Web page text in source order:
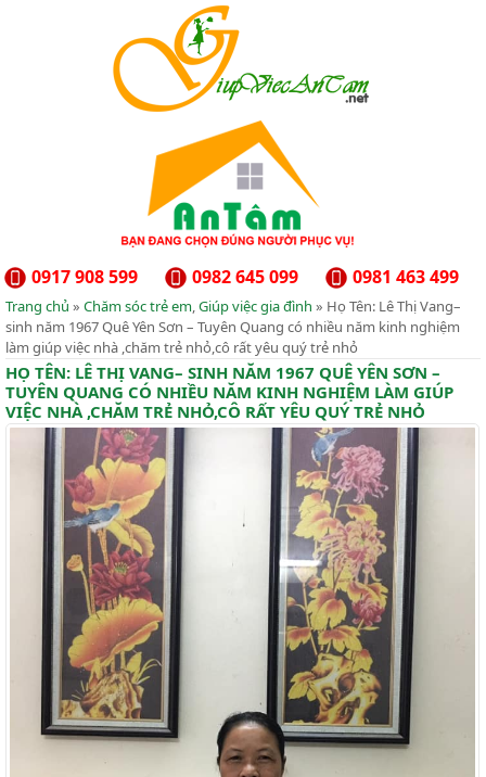
0981 463 499
0982 645 099
0917 908 599
Trang chủ » Chăm sóc trẻ em,Giúp việc gia đình » Họ Tên: Lê Thị Vang–
sinh năm 1967 Quê Yên Sơn – Tuyên Quang có nhiều năm kinh nghiệm
làm giúp việc nhà ,chăm trẻ nhỏ,cô rất yêu quý trẻ nhỏ
HỌ TÊN: LÊ THỊ VANG– SINH NĂM 1967 QUÊ YÊN SƠN –
TUYÊN QUANG CÓ NHIỀU NĂM KINH NGHIỆM LÀM GIÚP
VIỆC NHÀ ,CHĂM TRẺ NHỎ,CÔ RẤT YÊU QUÝ TRẺ NHỎ